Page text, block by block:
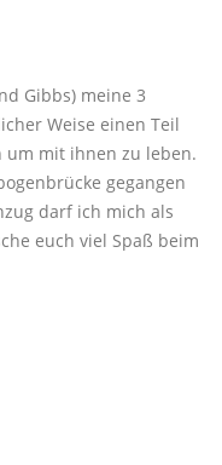
Gibbs) meine 3
Weise einen Teil
um mit ihnen zu leben.
gegangen
darf ich mich als
euch viel Spaß beim